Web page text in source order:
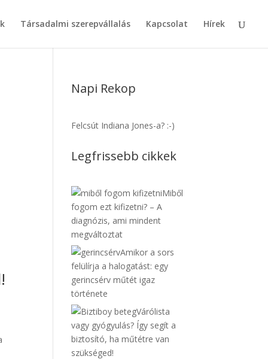
Társadalmi szerepvállalás Kapcsolat Hírek
Napi Rekop
Felcsút Indiana Jones-a? :-)
Legfrissebb cikkek
Miből
fogom ezt kifizetni? – A
diagnózis, ami mindent
megváltoztat
Amikor a sors
felülírja a halogatást: egy
gerincsérv műtét igaz
története
Várólista
vagy gyógyulás? Így segít a
biztosító, ha műtétre van
szükséged!